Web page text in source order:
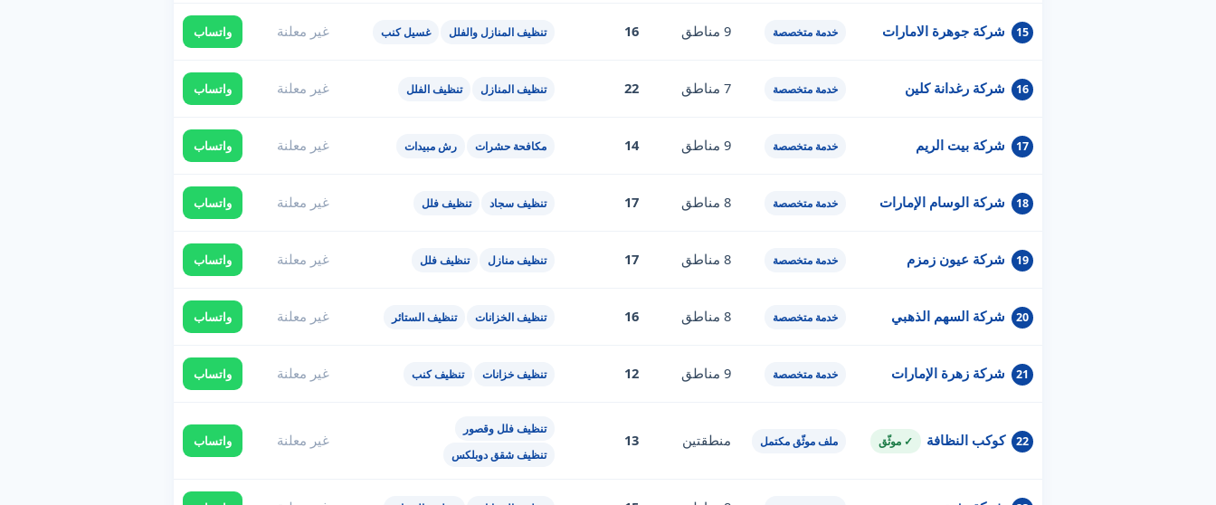
15 شركة جوهرة الامارات خدمة متخصصة 9 مناطق 16 تنظيف المنازل والفلل غسيل كنب غير معلنة واتساب
16 شركة رغدانة كلين خدمة متخصصة 7 مناطق 22 تنظيف المنازل تنظيف الفلل غير معلنة واتساب
17 شركة بيت الريم خدمة متخصصة 9 مناطق 14 مكافحة حشرات رش مبيدات غير معلنة واتساب
18 شركة الوسام الإمارات خدمة متخصصة 8 مناطق 17 تنظيف سجاد تنظيف فلل غير معلنة واتساب
19 شركة عيون زمزم خدمة متخصصة 8 مناطق 17 تنظيف منازل تنظيف فلل غير معلنة واتساب
20 شركة السهم الذهبي خدمة متخصصة 8 مناطق 16 تنظيف الخزانات تنظيف الستائر غير معلنة واتساب
21 شركة زهرة الإمارات خدمة متخصصة 9 مناطق 12 تنظيف خزانات تنظيف كنب غير معلنة واتساب
22 كوكب النظافة ✓ موثّق ملف موثّق مكتمل منطقتين 13
تنظيف فلل وقصور
تنظيف شقق دوبلكس
غير معلنة واتساب